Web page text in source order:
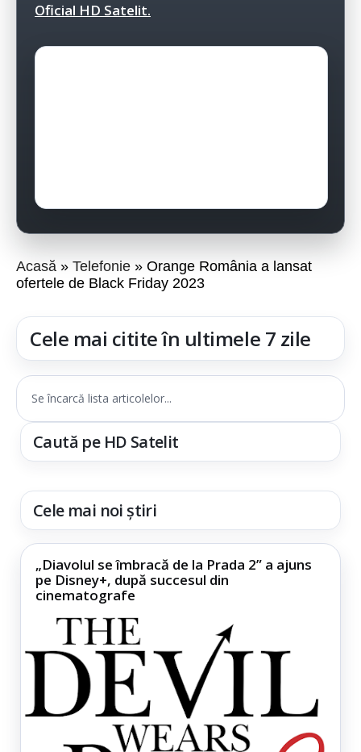
Oficial HD Satelit.
Acasă Telefonie
Orange România a lansat
ofertele de Black Friday 2023
Cele mai citite în ultimele 7 zile
Se încarcă lista articolelor...
Caută pe HD Satelit
Cele mai noi știri
„Diavolul se îmbracă de la Prada 2” a ajuns
pe Disney+, după succesul din
cinematografe